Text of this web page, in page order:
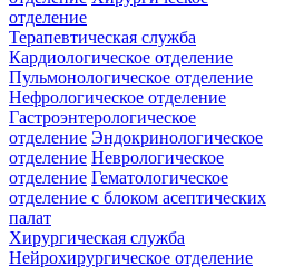
отделение
Терапевтическая служба
Кардиологическое отделение
Пульмонологическое отделение
Нефрологическое отделение
Гастроэнтерологическое
отделение Эндокринологическое
отделение Неврологическое
отделение Гематологическое
отделение c блоком асептических
палат
Хирургическая служба
Нейрохирургическое отделение